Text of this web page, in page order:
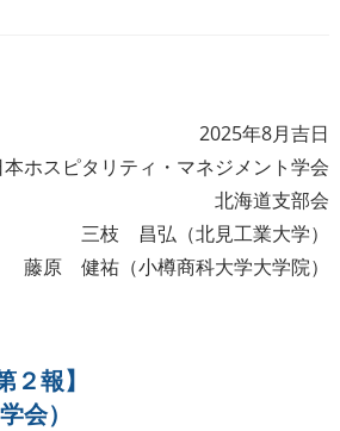
2025年8月吉日
本ホスピタリティ・マネジメント学会
北海道支部会
三枝 昌弘（北見工業大学）
藤原 健祐（小樽商科大学大学院）
報】
会）